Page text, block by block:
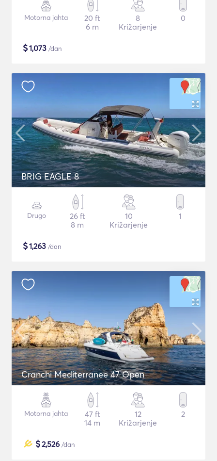
Motorna jahta
20 ft
6 m
8
Križarjenje
0
$1,073 /dan
BRIG EAGLE 8
Drugo
26 ft
8 m
10
Križarjenje
1
$1,263 /dan
Cranchi Mediterranee 47 Open
Motorna jahta
47 ft
14 m
12
Križarjenje
2
$2,526 /dan